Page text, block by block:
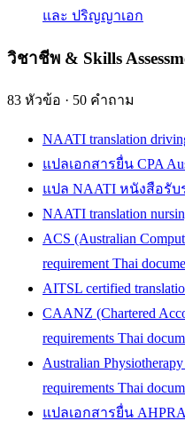
และ ปริญญาเอก
วิชาชีพ & Skills
83 หัวข้อ · 50 คำถาม
NAATI translation
แปลเอกสารยื่น CPA
แปล NAATI หนังสือรับ
NAATI translation
ACS (Australian
requirement Thai
AITSL certified
CAANZ (Chartered
requirements Thai
Australian
requirements Thai
แปลเอกสารยื่น